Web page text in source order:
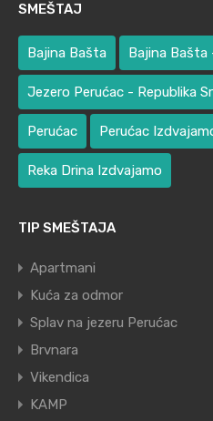
SMEŠTAJ
Bajina Bašta Bajina Bašta
Jezero Perućac - Republika
Perućac Perućac
Reka Drina Izdvajamo
TIP SMEŠTAJA
Apartmani
Kuća za odmor
Splav na jezeru Perućac
Brvnara
Vikendica
KAMP